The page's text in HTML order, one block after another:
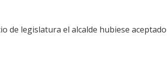
legislatura el alcalde hubiese